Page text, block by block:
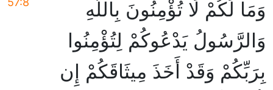
وَمَا لَكُمْ لَا تُؤْمِنُونَ بِاللَّهِ
وَالرَّسُولُ يَدْعُوكُمْ لِتُؤْمِنُوا
بِرَبِّكُمْ وَقَدْ أَخَذَ مِيثَاقَكُمْ إِن